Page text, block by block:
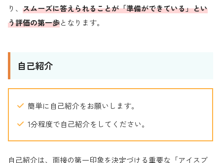
り、 スムーズに答えられることが「準備ができている」とい
う評価の第一歩となります。
自己紹介
簡単に自己紹介をお願いします。
1分程度で自己紹介をしてください。
自己紹介は、面接の第一印象を決定づける重要な「アイスブ